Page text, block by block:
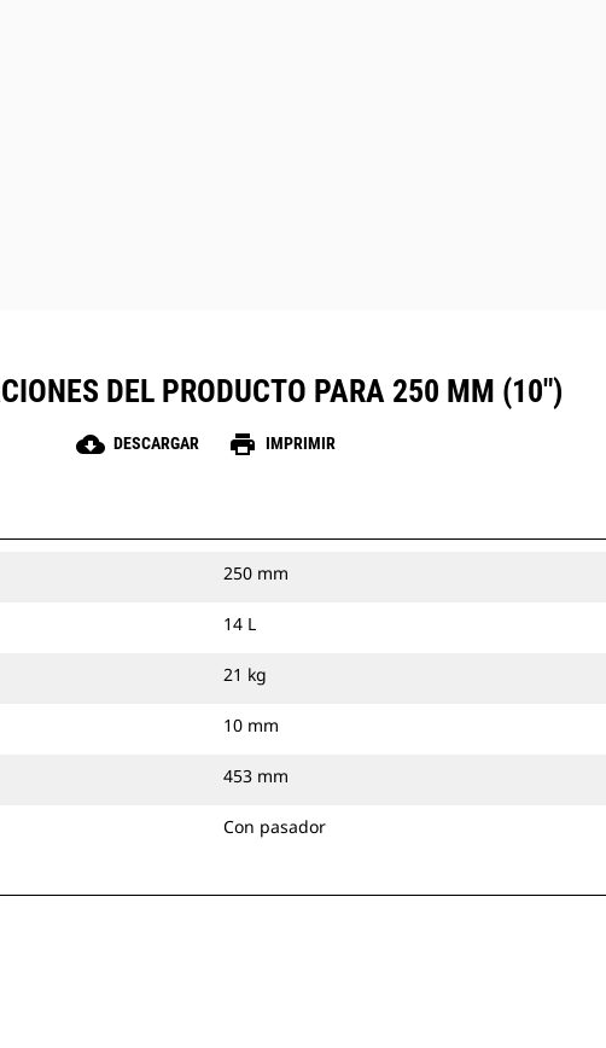
DEL PRODUCTO PARA 250 MM (10")
cloud_download DESCARGAR print IMPRIMIR
250 mm
14 L
21 kg
10 mm
453 mm
Con pasador